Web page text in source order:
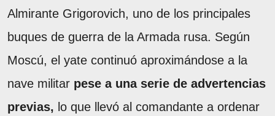
Almirante Grigorovich, uno de los principales
buques de guerra de la Armada rusa. Según
Moscú, el yate continuó aproximándose a la
nave militar pese a una serie de advertencias
previas, lo que llevó al comandante a ordenar